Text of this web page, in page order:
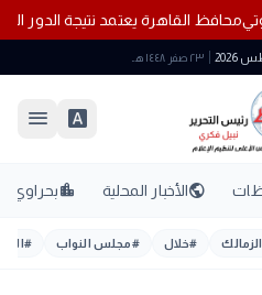
محافظ القاهرة يعتمد نتيجة الدور الثاني
٢٣ صفر ١٤٤٨ هـ
font_download
menu
publicالأخبار المحلية location_cityبحراوي
الزمالك #خلال #مجلس النواب #